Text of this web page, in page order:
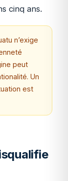
cinq ans.
n’exige
peut
Un
est